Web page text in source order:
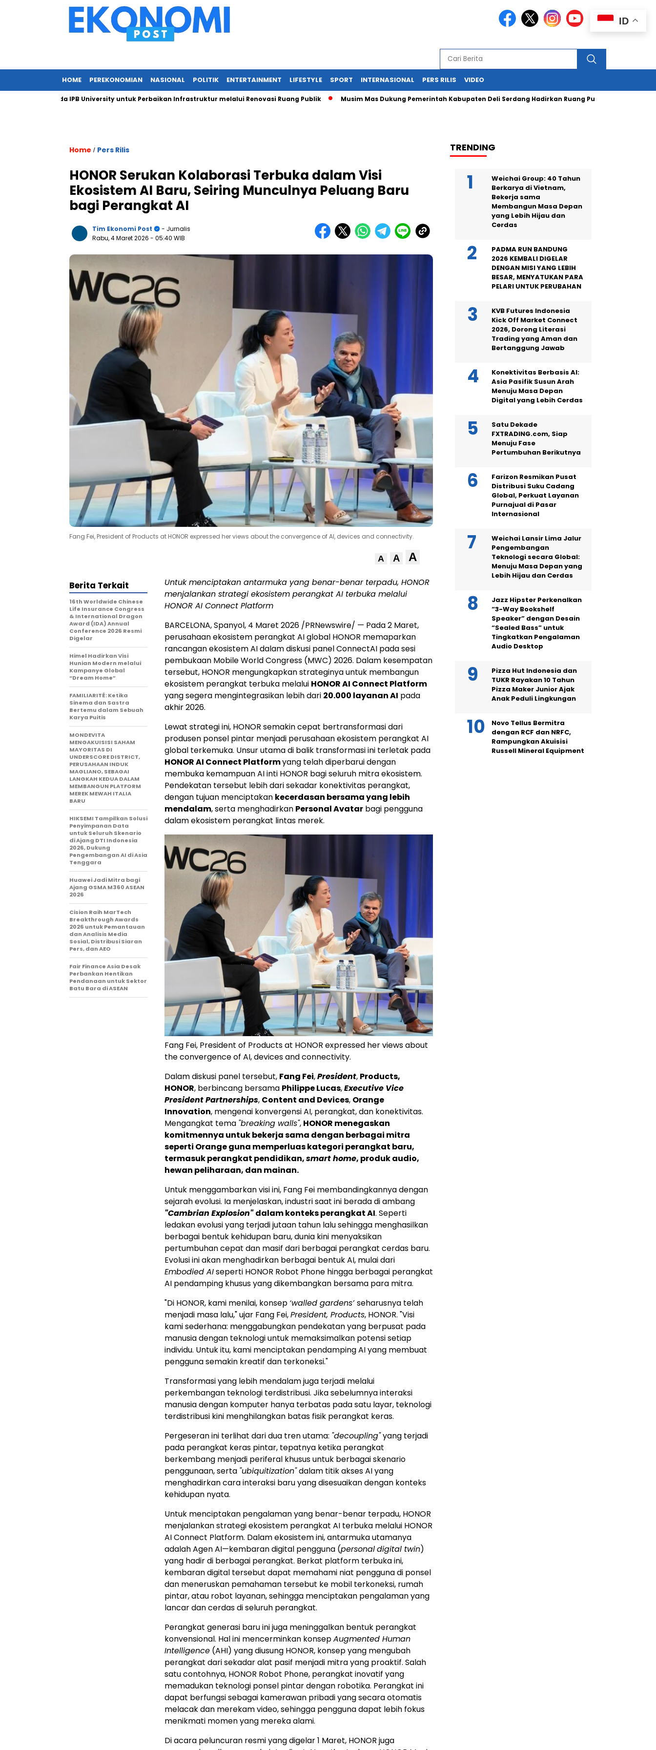
HOME PEREKONOMIAN NASIONAL POLITIK ENTERTAINMENT LIFESTYLE SPORT INTERNASIONAL PERS RILIS VIDEO
Kepada IPB University untuk Perbaikan Infrastruktur melalui Renovasi Ruang Publik Musim Mas Dukung Pemerintah Kabupaten Deli Serdang Hadirkan Ruang Publik Bersama melalui
Home / Pers Rilis
HONOR Serukan Kolaborasi Terbuka dalam Visi
Ekosistem AI Baru, Seiring Munculnya Peluang Baru
bagi Perangkat AI
Tim Ekonomi Post
- Jurnalis
Rabu, 4 Maret 2026 - 05:40 WIB
Fang Fei, President of Products at HONOR expressed her views about the convergence of AI, devices and connectivity.
A A A
Untuk menciptakan antarmuka yang benar-benar terpadu, HONOR
menjalankan strategi ekosistem perangkat AI terbuka melalui
HONOR AI Connect Platform
BARCELONA, Spanyol, 4 Maret 2026 /PRNewswire/ — Pada 2 Maret,
perusahaan ekosistem perangkat AI global HONOR memaparkan
rancangan ekosistem AI dalam diskusi panel ConnectAI pada sesi
pembukaan Mobile World Congress (MWC) 2026. Dalam kesempatan
tersebut, HONOR mengungkapkan strateginya untuk membangun
ekosistem perangkat terbuka melalui HONOR AI Connect Platform
yang segera mengintegrasikan lebih dari 20.000 layanan AI pada
akhir 2026.
Lewat strategi ini, HONOR semakin cepat bertransformasi dari
produsen ponsel pintar menjadi perusahaan ekosistem perangkat AI
global terkemuka. Unsur utama di balik transformasi ini terletak pada
HONOR AI Connect Platformyang telah diperbarui dengan
membuka kemampuan AI inti HONOR bagi seluruh mitra ekosistem.
Pendekatan tersebut lebih dari sekadar konektivitas perangkat,
dengan tujuan menciptakan kecerdasan bersama yang lebih
mendalam, serta menghadirkan Personal Avatar bagi pengguna
dalam ekosistem perangkat lintas merek.
Fang Fei, President of Products at HONOR expressed her views about
the convergence of AI, devices and connectivity.
Dalam diskusi panel tersebut, Fang Fei,President, Products,
HONOR, berbincang bersama Philippe Lucas,Executive Vice
President Partnerships, Content and Devices, Orange
Innovation, mengenai konvergensi AI, perangkat, dan konektivitas.
Mengangkat tema "breaking walls", HONOR menegaskan
komitmennya untuk bekerja sama dengan berbagai mitra
seperti Orange guna memperluas kategori perangkat baru,
termasuk perangkat pendidikan,smart home, produk audio,
hewan peliharaan, dan mainan.
Untuk menggambarkan visi ini, Fang Fei membandingkannya dengan
sejarah evolusi. Ia menjelaskan, industri saat ini berada di ambang
"Cambrian Explosion" dalam konteks perangkat AI. Seperti
ledakan evolusi yang terjadi jutaan tahun lalu sehingga menghasilkan
berbagai bentuk kehidupan baru, dunia kini menyaksikan
pertumbuhan cepat dan masif dari berbagai perangkat cerdas baru.
Evolusi ini akan menghadirkan berbagai bentuk AI, mulai dari
Embodied AIseperti HONOR Robot Phone hingga berbagai perangkat
AI pendamping khusus yang dikembangkan bersama para mitra.
"Di HONOR, kami menilai, konsep ‘walled gardens’seharusnya telah
menjadi masa lalu," ujar Fang Fei,President, Products, HONOR. "Visi
kami sederhana: menggabungkan pendekatan yang berpusat pada
manusia dengan teknologi untuk memaksimalkan potensi setiap
individu. Untuk itu, kami menciptakan pendamping AI yang membuat
pengguna semakin kreatif dan terkoneksi."
Transformasi yang lebih mendalam juga terjadi melalui
perkembangan teknologi terdistribusi. Jika sebelumnya interaksi
manusia dengan komputer hanya terbatas pada satu layar, teknologi
terdistribusi kini menghilangkan batas fisik perangkat keras.
Pergeseran ini terlihat dari dua tren utama: "decoupling"yang terjadi
pada perangkat keras pintar, tepatnya ketika perangkat
berkembang menjadi periferal khusus untuk berbagai skenario
penggunaan, serta "ubiquitization"dalam titik akses AI yang
menghadirkan cara interaksi baru yang disesuaikan dengan konteks
kehidupan nyata.
Untuk menciptakan pengalaman yang benar-benar terpadu, HONOR
menjalankan strategi ekosistem perangkat AI terbuka melalui HONOR
AI Connect Platform. Dalam ekosistem ini, antarmuka utamanya
adalah Agen AI—kembaran digital pengguna (personaldigital twin)
yang hadir di berbagai perangkat. Berkat platform terbuka ini,
kembaran digital tersebut dapat memahami niat pengguna di ponsel
dan meneruskan pemahaman tersebut ke mobil terkoneksi, rumah
pintar, atau robot layanan, sehingga menciptakan pengalaman yang
lancar dan cerdas di seluruh perangkat.
Perangkat generasi baru ini juga meninggalkan bentuk perangkat
konvensional. Hal ini mencerminkan konsepAugmented Human
Intelligence (AHI) yang diusung HONOR, konsep yang mengubah
perangkat dari sekadar alat pasif menjadi mitra yang proaktif. Salah
satu contohnya, HONOR Robot Phone, perangkat inovatif yang
memadukan teknologi ponsel pintar dengan robotika. Perangkat ini
dapat berfungsi sebagai kamerawan pribadi yang secara otomatis
melacak dan merekam video, sehingga pengguna dapat lebih fokus
menikmati momen yang mereka alami.
Di acara peluncuran resmi yang digelar 1 Maret, HONOR juga
Berita Terkait
16th Worldwide Chinese
Life Insurance Congress
& International Dragon
Award (IDA) Annual
Conference 2026 Resmi
Digelar
Himel Hadirkan Visi
Hunian Modern melalui
Kampanye Global
“Dream Home”
FAMILIARITÉ: Ketika
Sinema dan Sastra
Bertemu dalam Sebuah
Karya Puitis
MONDEVITA
MENGAKUISISI SAHAM
MAYORITAS DI
UNDERSCORE DISTRICT,
PERUSAHAAN INDUK
MAGLIANO, SEBAGAI
LANGKAH KEDUA DALAM
MEMBANGUN PLATFORM
MEREK MEWAH ITALIA
BARU
HIKSEMI Tampilkan Solusi
Penyimpanan Data
untuk Seluruh Skenario
di Ajang DTI Indonesia
2026, Dukung
Pengembangan AI di Asia
Tenggara
Huawei Jadi Mitra bagi
Ajang GSMA M360 ASEAN
2026
Cision Raih MarTech
Breakthrough Awards
2026 untuk Pemantauan
dan Analisis Media
Sosial, Distribusi Siaran
Pers, dan AEO
Fair Finance Asia Desak
Perbankan Hentikan
Pendanaan untuk Sektor
Batu Bara di ASEAN
TRENDING
Weichai Group: 40 Tahun
Berkarya di Vietnam,
Bekerja sama
Membangun Masa Depan
yang Lebih Hijau dan
Cerdas
PADMA RUN BANDUNG
2026 KEMBALI DIGELAR
DENGAN MISI YANG LEBIH
BESAR, MENYATUKAN PARA
PELARI UNTUK PERUBAHAN
KVB Futures Indonesia
Kick Off Market Connect
2026, Dorong Literasi
Trading yang Aman dan
Bertanggung Jawab
Konektivitas Berbasis AI:
Asia Pasifik Susun Arah
Menuju Masa Depan
Digital yang Lebih Cerdas
Satu Dekade
FXTRADING.com, Siap
Menuju Fase
Pertumbuhan Berikutnya
Farizon Resmikan Pusat
Distribusi Suku Cadang
Global, Perkuat Layanan
Purnajual di Pasar
Internasional
Weichai Lansir Lima Jalur
Pengembangan
Teknologi secara Global:
Menuju Masa Depan yang
Lebih Hijau dan Cerdas
Jazz Hipster Perkenalkan
“3-Way Bookshelf
Speaker” dengan Desain
“Sealed Bass” untuk
Tingkatkan Pengalaman
Audio Desktop
Pizza Hut Indonesia dan
TUKR Rayakan 10 Tahun
Pizza Maker Junior Ajak
Anak Peduli Lingkungan
Novo Tellus Bermitra
dengan RCF dan NRFC,
Rampungkan Akuisisi
Russell Mineral Equipment
ID